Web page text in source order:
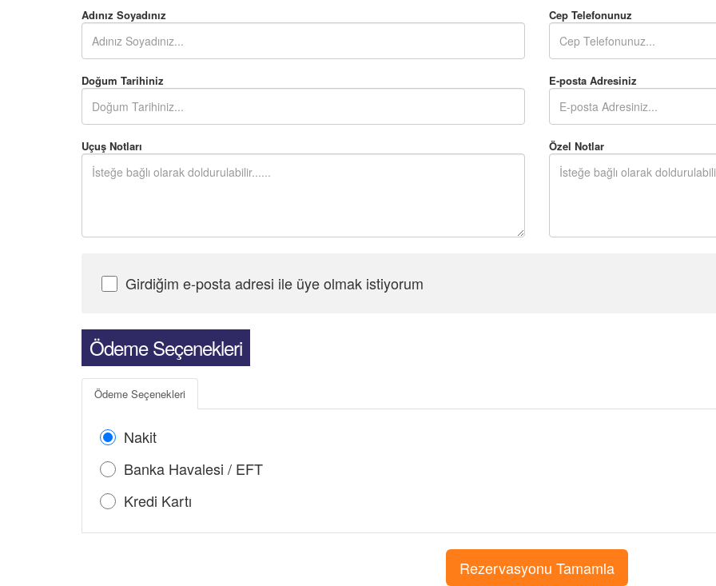
Adınız Soyadınız
Doğum Tarihiniz
Uçuş Notları
Cep Telefonunuz
E-posta Adresiniz
Özel Notlar
Girdiğim e-posta adresi ile üye olmak istiyorum
Ödeme Seçenekleri
Ödeme Seçenekleri
Nakit
Banka Havalesi / EFT
Kredi Kartı